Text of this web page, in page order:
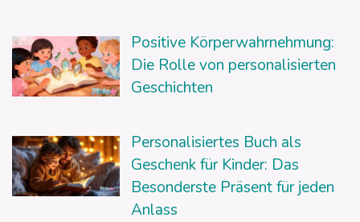
Positive Körperwahrnehmung:
Die Rolle von personalisierten
Geschichten
Personalisiertes Buch als
Geschenk für Kinder: Das
Besonderste Präsent für jeden
Anlass